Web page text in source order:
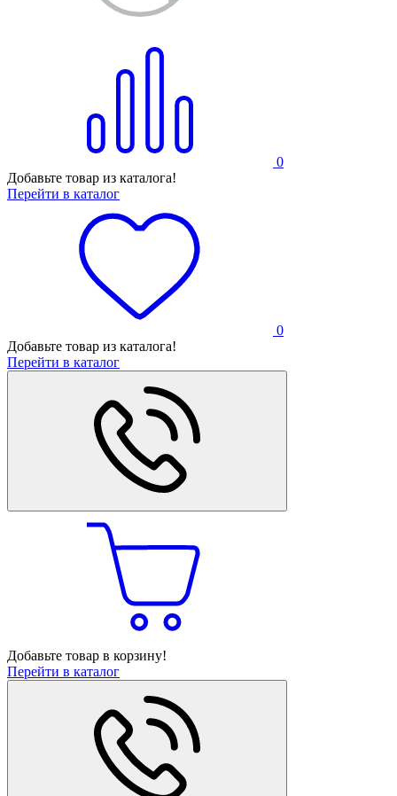
0
Добавьте товар из каталога!
Перейти в каталог
0
Добавьте товар из каталога!
Перейти в каталог
Добавьте товар в корзину!
Перейти в каталог